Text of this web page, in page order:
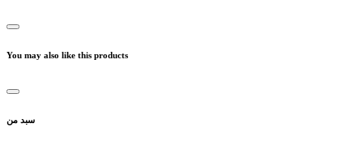
You may also like this products
سبد من